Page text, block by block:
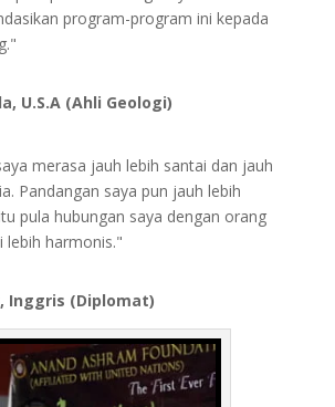
program-program ini kepada
U.S.A (Ahli Geologi)
merasa jauh lebih santai dan jauh
Pandangan saya pun jauh lebih
pula hubungan saya dengan orang
lebih harmonis."
Inggris (Diplomat)